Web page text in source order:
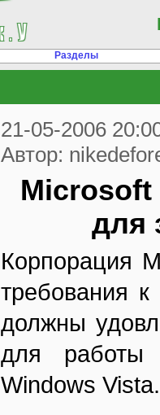
Разделы
21-05-2006
Автор:
Microsoft
для
Корпорация
требования
должны
для работы
Windows Vista.